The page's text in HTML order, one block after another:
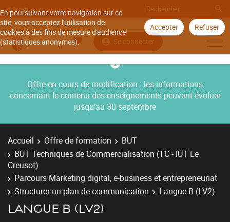
En poursuivant votre navigation sur ce
site, vous acceptez l'utilisation de
cookies à des fins de mesure d'audience
(statistiques anonymes).
Accepter Refuser
Aller à
Se connecter
Offre en cours de modification : les informations
concernant le contenu des enseignements peuvent évoluer
jusqu’au 30 septembre
Accueil Offre de formation
BUT
BUT Techniques de Commercialisation (TC - IUT Le
Creusot)
Parcours Marketing digital, e-business et entrepreneuriat
Structurer un plan de communication
Langue B (LV2)
LANGUE B (LV2)